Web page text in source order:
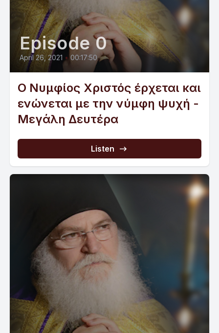
Episode 0
April 26, 2021 • 00:17:50
Ο Νυμφίος Χριστός έρχεται και
ενώνεται με την νύμφη ψυχή -
Μεγάλη Δευτέρα
Listen